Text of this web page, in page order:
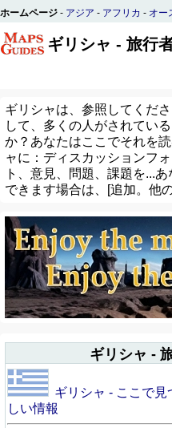
ホームページ - アジア - アフリカ - オー
ギリシャ - 旅行
ギリシャは、参照してくだ
して、多くの人がされてい
か？あなたはここでそれを
ャに：ディスカッションフ
ト、意見、問題、課題を...
できます場合は、[追加。他
ギリシャ -
ギリシャ - ここで
しい情報